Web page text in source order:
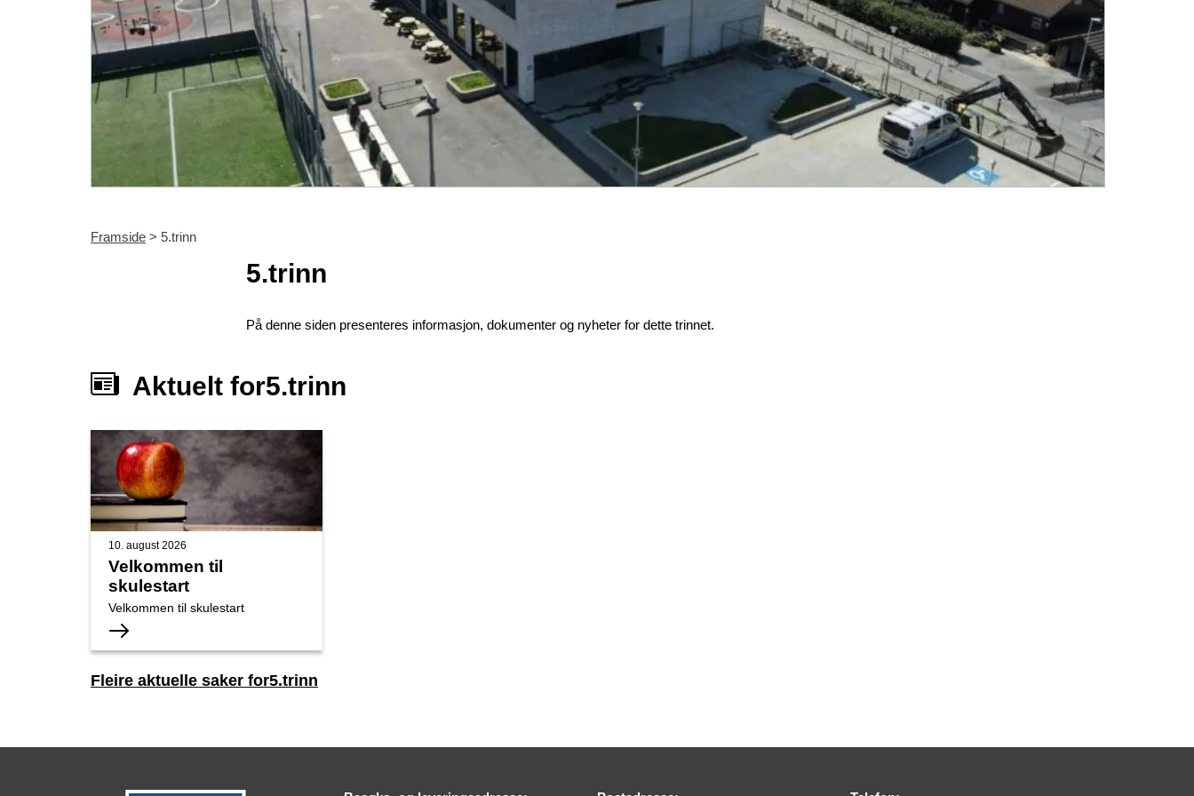
Framside > 5.trinn
5.trinn
På denne siden presenteres informasjon, dokumenter og nyheter for dette trinnet.
Aktuelt for5.trinn
10. august 2026
Velkommen til
skulestart
Velkommen til skulestart
Fleire aktuelle saker for5.trinn